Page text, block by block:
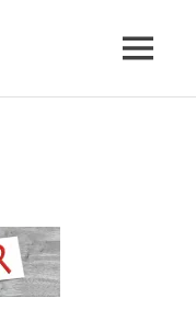
M.Rıdvan
ÖZDEMİR
İletişim
MENU